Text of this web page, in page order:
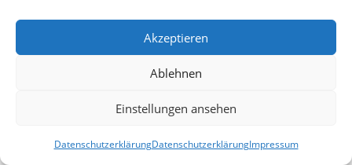
Akzeptieren
Ablehnen
Einstellungen ansehen
DatenschutzerklärungDatenschutzerklärungImpressum
dass das Leben der Menschen
gerade bei deren Grundbedürfnissen automatisch